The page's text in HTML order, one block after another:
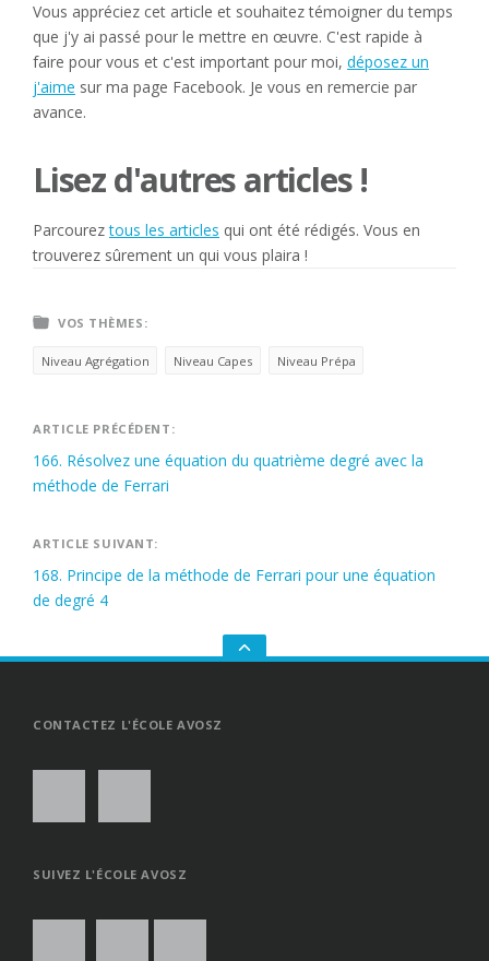
Vous appréciez cet article et souhaitez témoigner du temps
que j'y ai passé pour le mettre en œuvre. C'est rapide à
faire pour vous et c'est important pour moi, déposez un
j'aime sur ma page Facebook. Je vous en remercie par
avance.
Lisez d'autres articles !
Parcoureztous les articles qui ont été rédigés. Vous en
trouverez sûrement un qui vous plaira !
VOS THÈMES:
Niveau Agrégation Niveau Capes Niveau Prépa
Navigation
de
ARTICLE PRÉCÉDENT:
166. Résolvez une équation du quatrième degré avec la
méthode de Ferrari
ARTICLE SUIVANT:
168. Principe de la méthode de Ferrari pour une équation
de degré 4
GO
CONTACTEZ L'ÉCOLE AVOSZ
SUIVEZ L'ÉCOLE AVOSZ